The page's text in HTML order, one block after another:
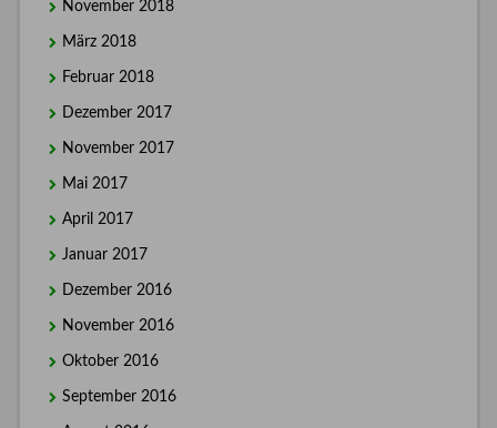
November 2018
März 2018
Februar 2018
Dezember 2017
November 2017
Mai 2017
April 2017
Januar 2017
Dezember 2016
November 2016
Oktober 2016
September 2016